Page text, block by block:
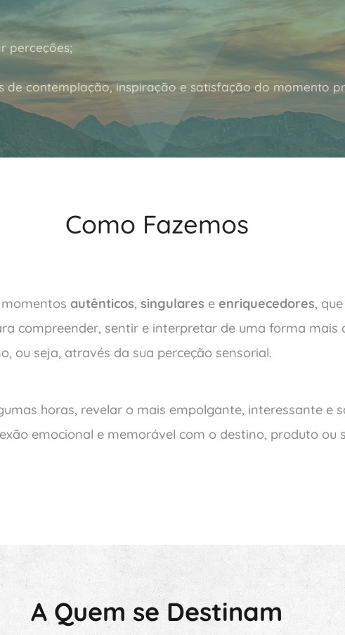
perceções;
de contemplação, inspiração e satisfação do momento
Como Fazemos
autênticos, singulares e enriquecedores,
compreender, sentir e interpretar de uma forma mais
ou seja, através da sua perceção sensorial.
horas, revelar o mais empolgante, interessante e
emocional e memorável com o destino, produto ou
A Quem se Destinam